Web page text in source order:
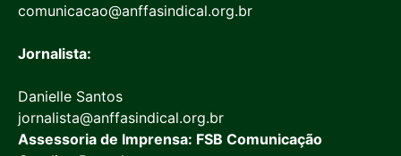
comunicacao@anffasindical.org.br
Jornalista:
Danielle Santos
jornalista@anffasindical.org.br
Assessoria de Imprensa: FSB Comunicação